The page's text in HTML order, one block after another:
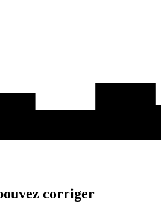
corriger